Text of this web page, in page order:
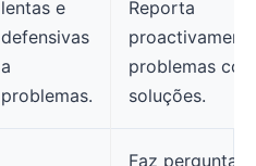
lentas e
defensivas
a
problemas.
Reporta
problemas com
soluções.
Faz perguntas